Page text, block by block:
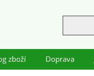
zboží Doprava